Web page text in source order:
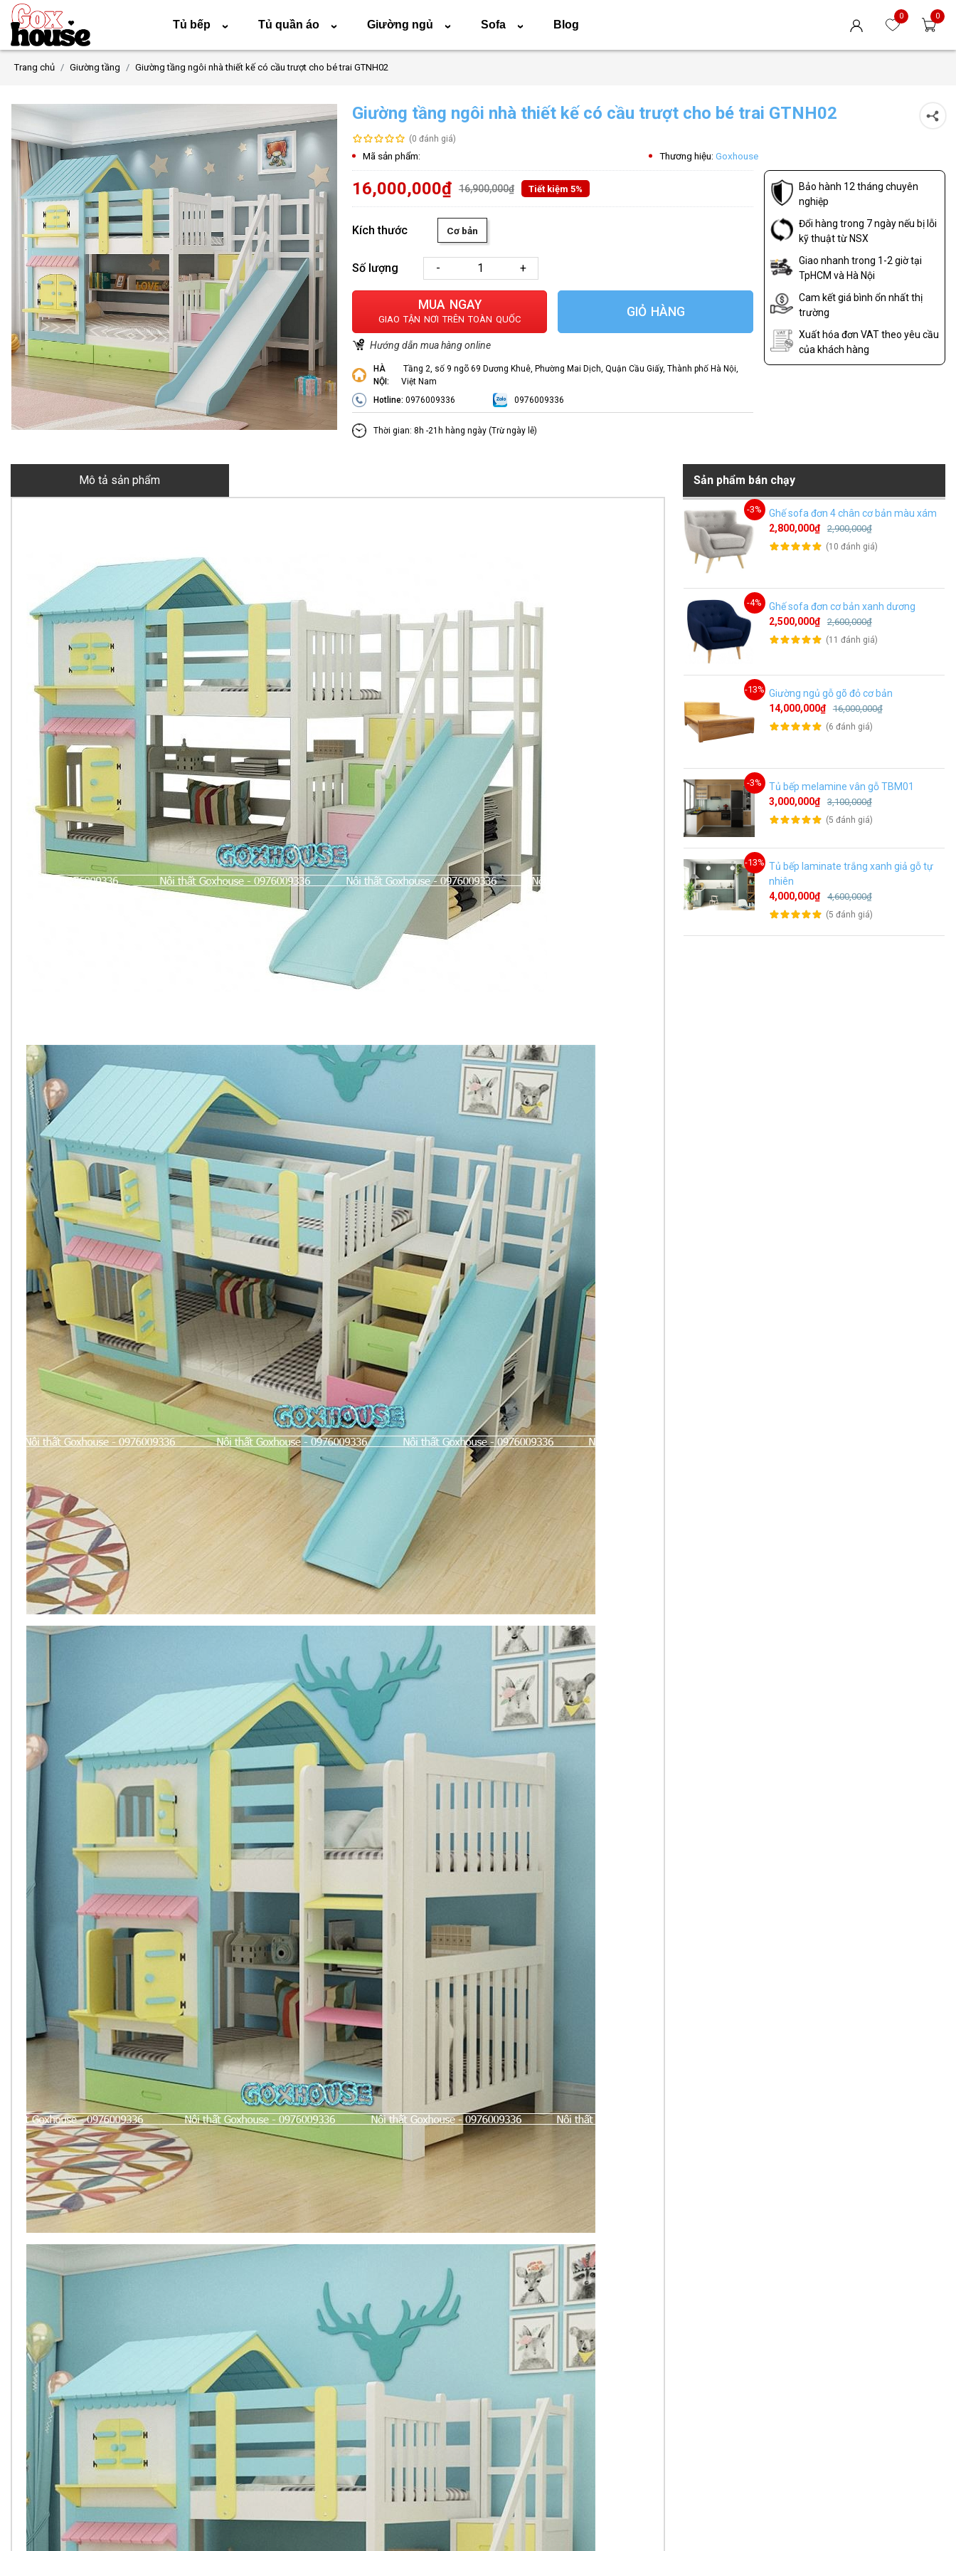
Tủ bếp › Tủ quần áo › Giường ngủ › Sofa › Blog
0 0
Trang chủ Giường tầng Giường tầng ngôi nhà thiết kế có cầu trượt cho bé trai GTNH02
Giường tầng ngôi nhà thiết kế có cầu trượt cho bé trai GTNH02
(0 đánh giá)
Mã sản phẩm: Thương hiệu: Goxhouse
16,000,000₫ 16,900,000₫ Tiết kiệm 5%
Kích thước Cơ bản
Số lượng - +
MUA NGAY
GIAO TẬN NƠI TRÊN TOÀN QUỐC
GIỎ HÀNG
Hướng dẫn mua hàng online
HÀ
NỘI:
Tầng 2, số 9 ngõ 69 Dương Khuê, Phường Mai Dịch, Quận Cầu Giấy, Thành phố Hà Nội,
Việt Nam
Hotline: 0976009336 0976009336
Thời gian: 8h -21h hàng ngày (Trừ ngày lễ)
Bảo hành 12 tháng chuyên
nghiệp
Đổi hàng trong 7 ngày nếu bị lỗi
kỹ thuật từ NSX
Giao nhanh trong 1-2 giờ tại
TpHCM và Hà Nội
Cam kết giá bình ổn nhất thị
trường
Xuất hóa đơn VAT theo yêu cầu
của khách hàng
Mô tả sản phẩm Sản phẩm bán chạy
-3%
Ghế sofa đơn 4 chân cơ bản màu xám
2,800,000₫
2,900,000₫
(10 đánh giá)
-4%
Ghế sofa đơn cơ bản xanh dương
2,500,000₫
2,600,000₫
(11 đánh giá)
-13% Giường ngủ gỗ gõ đỏ cơ bản
14,000,000₫
16,000,000₫
(6 đánh giá)
-3%
Tủ bếp melamine vân gỗ TBM01
3,000,000₫
3,100,000₫
(5 đánh giá)
-13% Tủ bếp laminate trắng xanh giả gỗ tự
nhiên
4,000,000₫
4,600,000₫
(5 đánh giá)